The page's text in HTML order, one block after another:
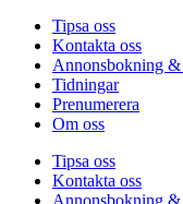
Tipsa oss
Kontakta oss
Annonsbokning
Tidningar
Prenumerera
Om oss
Tipsa oss
Kontakta oss